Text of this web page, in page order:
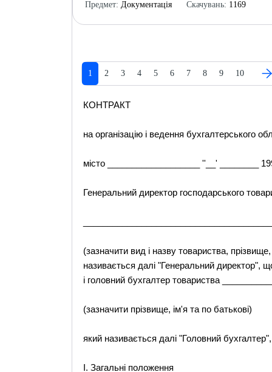
Предмет: Документація
Скачувань: 1169
1 2 3 4 5 6 7 8 9 10
КОНТРАКТ
на організацію і ведення бухгалтерського
місто ___________________ ''__' ________
Генеральний директор господарського
(зазначити вид і назву товариства,
називається далі "Генеральний директор",
і головний бухгалтер товариства
(зазначити прізвище, ім'я та по батькові)
який називається далі "Головний
І. Загальні положення